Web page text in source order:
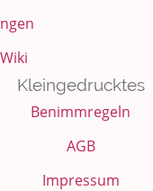
Kleingedrucktes
Benimmregeln
AGB
Impressum